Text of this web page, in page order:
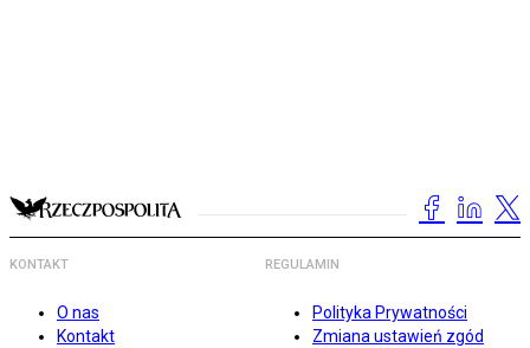
KONTAKT
O nas
Kontakt
REGULAMIN
Polityka Prywatności
Zmiana ustawień zgód